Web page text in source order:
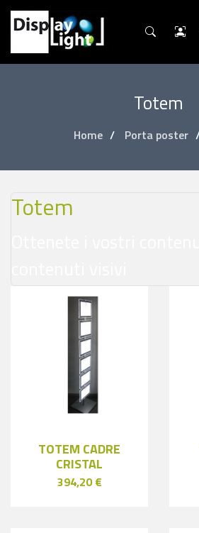
Totem
Home Porta poster
Totem
TOTEM CADRE
CRISTAL
394,20 €